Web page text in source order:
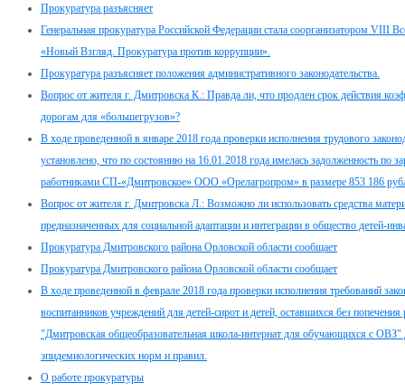
Прокуратура разъясняет
Генеральная прокуратура Российской Федерации стала соорганизатором VIII
«Новый Взгляд. Прокуратура против коррупции».
Прокуратура разъясняет положения административного законодательства.
Вопрос от жителя г. Дмитровска К.: Правда ли, что продлен срок действия
дорогам для «большегрузов»?
В ходе проведенной в январе 2018 года проверки исполнения трудового
установлено, что по состоянию на 16.01.2018 года имелась задолженность по
работниками СП-«Дмитровское» ООО «Орелагропром» в размере 853 186
Вопрос от жителя г. Дмитровска Л.: Возможно ли использовать средства
предназначенных для социальной адаптации и интеграции в общество детей-
Прокуратура Дмитровского района Орловской области сообщает
Прокуратура Дмитровского района Орловской области сообщает
В ходе проведенной в феврале 2018 года проверки исполнения требований
воспитанников учреждений для детей-сирот и детей, оставшихся без
"Дмитровская общеобразовательная школа-интернат для обучающихся с
эпидемиологических норм и правил.
О работе прокуратуры